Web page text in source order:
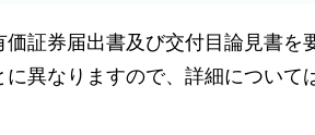
証券届出書及び交付目論見書を
異なりますので、詳細について